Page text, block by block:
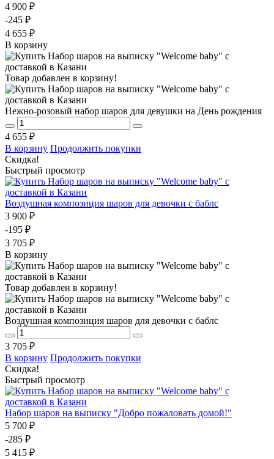
4 900 ₽
-245 ₽
4 655 ₽
В корзину
Товар добавлен в корзину!
Нежно-розовый набор шаров для девушки на День рождения
4 655 ₽
В корзину Продолжить покупки
Скидка!
Быстрый просмотр
Воздушная композиция шаров для девочки с баблс
3 900 ₽
-195 ₽
3 705 ₽
В корзину
Товар добавлен в корзину!
Воздушная композиция шаров для девочки с баблс
3 705 ₽
В корзину Продолжить покупки
Скидка!
Быстрый просмотр
Набор шаров на выписку "Добро пожаловать домой!"
5 700 ₽
-285 ₽
5 415 ₽